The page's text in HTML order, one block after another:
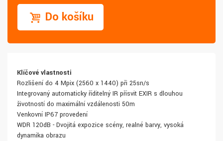
Do košíku
Klíčové vlastnosti
Rozlišení do 4 Mpix (2560 x 1440) při 25sn/s
Integrovaný automaticky říditelný IR přísvit EXIR s dlouhou
životností do maximální vzdálenosti 50m
Venkovní IP67 provedení
WDR 120dB - Dvojitá expozice scény, realné barvy, vysoká
dynamika obrazu